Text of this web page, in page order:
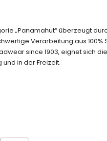
„Panamahut“ überzeugt
Verarbeitung aus 100%
since 1903, eignet sich
in der Freizeit.